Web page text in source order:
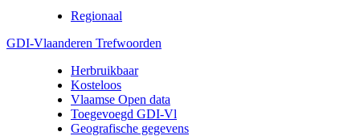
Regionaal
GDI-Vlaanderen Trefwoorden
Herbruikbaar
Kosteloos
Vlaamse Open data
Toegevoegd GDI-Vl
Geografische gegevens